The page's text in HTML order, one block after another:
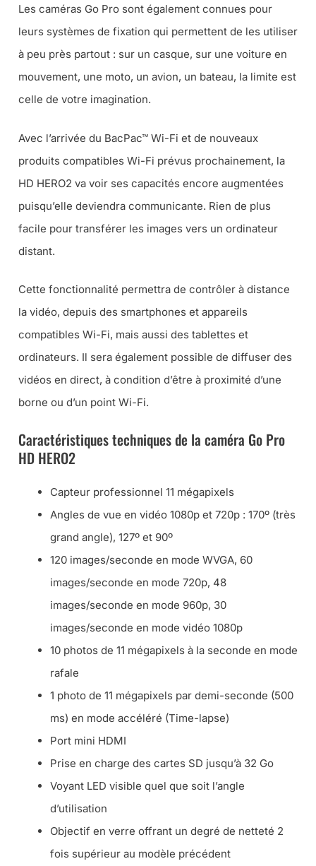
Les caméras Go Pro sont également connues pour
leurs systèmes de fixation qui permettent de les utiliser
à peu près partout : sur un casque, sur une voiture en
mouvement, une moto, un avion, un bateau, la limite est
celle de votre imagination.
Avec l’arrivée du BacPac™ Wi-Fi et de nouveaux
produits compatibles Wi-Fi prévus prochainement, la
HD HERO2 va voir ses capacités encore augmentées
puisqu’elle deviendra communicante. Rien de plus
facile pour transférer les images vers un ordinateur
distant.
Cette fonctionnalité permettra de contrôler à distance
la vidéo, depuis des smartphones et appareils
compatibles Wi-Fi, mais aussi des tablettes et
ordinateurs. Il sera également possible de diffuser des
vidéos en direct, à condition d’être à proximité d’une
borne ou d’un point Wi-Fi.
Caractéristiques techniques de la caméra Go Pro
HD HERO2
Capteur professionnel 11 mégapixels
Angles de vue en vidéo 1080p et 720p : 170º (très
grand angle), 127º et 90º
120 images/seconde en mode WVGA, 60
images/seconde en mode 720p, 48
images/seconde en mode 960p, 30
images/seconde en mode vidéo 1080p
10 photos de 11 mégapixels à la seconde en mode
rafale
1 photo de 11 mégapixels par demi-seconde (500
ms) en mode accéléré (Time-lapse)
Port mini HDMI
Prise en charge des cartes SD jusqu’à 32 Go
Voyant LED visible quel que soit l’angle
d’utilisation
Objectif en verre offrant un degré de netteté 2
fois supérieur au modèle précédent